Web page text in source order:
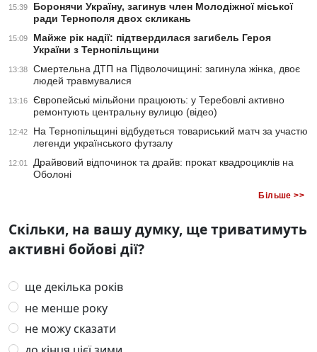
15:39
Боронячи Україну, загинув член Молодіжної міської
ради Тернополя двох скликань
15:09
Майже рік надії: підтвердилася загибель Героя
України з Тернопільщини
13:38
Смертельна ДТП на Підволочищині: загинула жінка, двоє
людей травмувалися
13:16
Європейські мільйони працюють: у Теребовлі активно
ремонтують центральну вулицю (відео)
12:42
На Тернопільщині відбудеться товариський матч за участю
легенди українського футзалу
12:01
Драйвовий відпочинок та драйв: прокат квадроциклів на
Оболоні
Більше >>
Скільки, на вашу думку, ще триватимуть
активні бойові дії?
ще декілька років
не менше року
не можу сказати